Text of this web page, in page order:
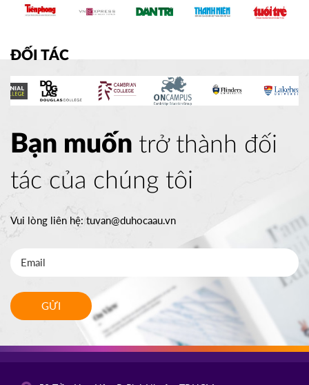
ĐỐI TÁC
Bạn muốn trở thành đối
tác của chúng tôi
Vui lòng liên hệ:tuvan@duhocaau.vn
GỬI